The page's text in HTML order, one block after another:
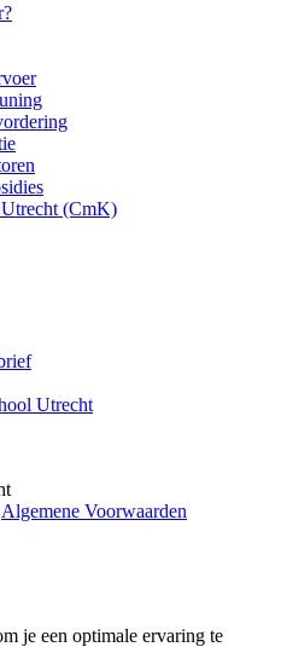
(CmK)
Utrecht
Algemene Voorwaarden
je een optimale ervaring te